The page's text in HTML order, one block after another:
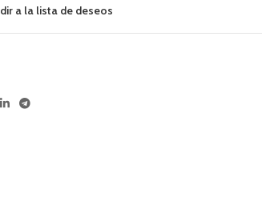
a la lista de deseos